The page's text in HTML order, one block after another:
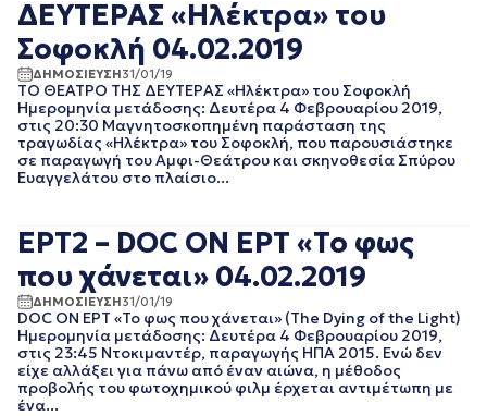
ΠΟΛΙΤΙΚΗ
ΠΟΛΙΤΙΣΜΟΣ
ΡΑΔΙΟΦΩΝΟ
ΤΗΛΕΟΡΑΣΗ
ΙΑΝΟΥΑΡΙΟΣ 2025
ΔΕΚΕΜΒΡΙΟΣ 2024
ΝΟΕΜΒΡΙΟΣ 2024
ΣΕΠΤΕΜΒΡΙΟΣ 2024
ΑΥΓΟΥΣΤΟΣ 2024
ΙΟΥΛΙΟΣ 2024
ΙΟΥΝΙΟΣ 2024
ΜΑΡΤΙΟΣ 2024
ΦΕΒΡΟΥΑΡΙΟΣ 2024
ΙΑΝΟΥΑΡΙΟΣ 2024
ΔΕΚΕΜΒΡΙΟΣ 2023
ΝΟΕΜΒΡΙΟΣ 2023
ΟΚΤΩΒΡΙΟΣ 2023
ΣΕΠΤΕΜΒΡΙΟΣ 2023
ΑΥΓΟΥΣΤΟΣ 2023
ΔΕΥΤΕΡΑΣ «Ηλέκτρα» του
Σοφοκλή 04.02.2019
ΔΗΜΟΣΙΕΥΣΗ31/01/19
ΤΟ ΘΕΑΤΡΟ ΤΗΣ ΔΕΥΤΕΡΑΣ «Ηλέκτρα» του Σοφοκλή
Ημερομηνία μετάδοσης: Δευτέρα 4 Φεβρουαρίου 2019,
στις 20:30 Μαγνητοσκοπημένη παράσταση της
τραγωδίας «Ηλέκτρα» του Σοφοκλή, που παρουσιάστηκε
σε παραγωγή του Αμφι-Θεάτρου και σκηνοθεσία Σπύρου
Ευαγγελάτου στο πλαίσιο...
ΕΡΤ2 – DOC ON ΕΡΤ «Το φως
που χάνεται» 04.02.2019
ΔΗΜΟΣΙΕΥΣΗ31/01/19
DOC ON ΕΡΤ «Το φως που χάνεται» (The Dying of the Light)
Ημερομηνία μετάδοσης: Δευτέρα 4 Φεβρουαρίου 2019,
στις 23:45 Ντοκιμαντέρ, παραγωγής ΗΠΑ 2015. Ενώ δεν
είχε αλλάξει για πάνω από έναν αιώνα, η μέθοδος
προβολής του φωτοχημικού φιλμ έρχεται αντιμέτωπη με
ένα...